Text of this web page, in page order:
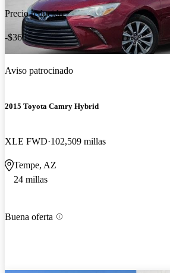
Precio reducido
-$360
Aviso patrocinado
2015 Toyota Camry Hybrid
XLE FWD 102,509 millas
Tempe, AZ
24 millas
Buena oferta